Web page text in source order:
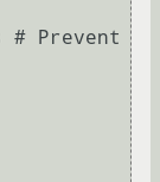
# Prevent